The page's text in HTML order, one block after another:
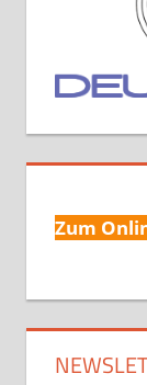
Zum